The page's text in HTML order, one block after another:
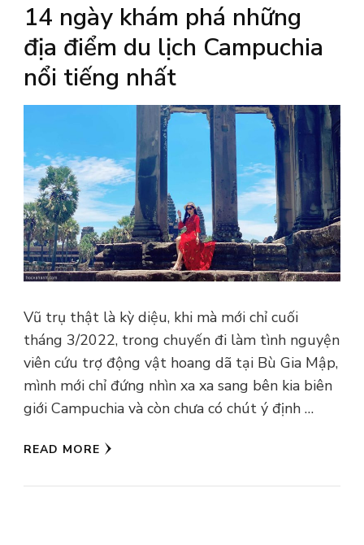
14 ngày khám phá những
địa điểm du lịch Campuchia
nổi tiếng nhất
Vũ trụ thật là kỳ diệu, khi mà mới chỉ cuối
tháng 3/2022, trong chuyến đi làm tình nguyện
viên cứu trợ động vật hoang dã tại Bù Gia Mập,
mình mới chỉ đứng nhìn xa xa sang bên kia biên
giới Campuchia và còn chưa có chút ý định …
READ MORE